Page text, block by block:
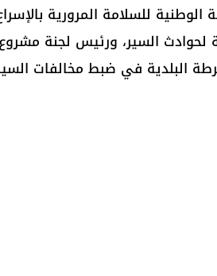
الوطنية للسلامة المرورية
لحوادث السير، ورئيس لجنة
البلدية في ضبط مخالفات